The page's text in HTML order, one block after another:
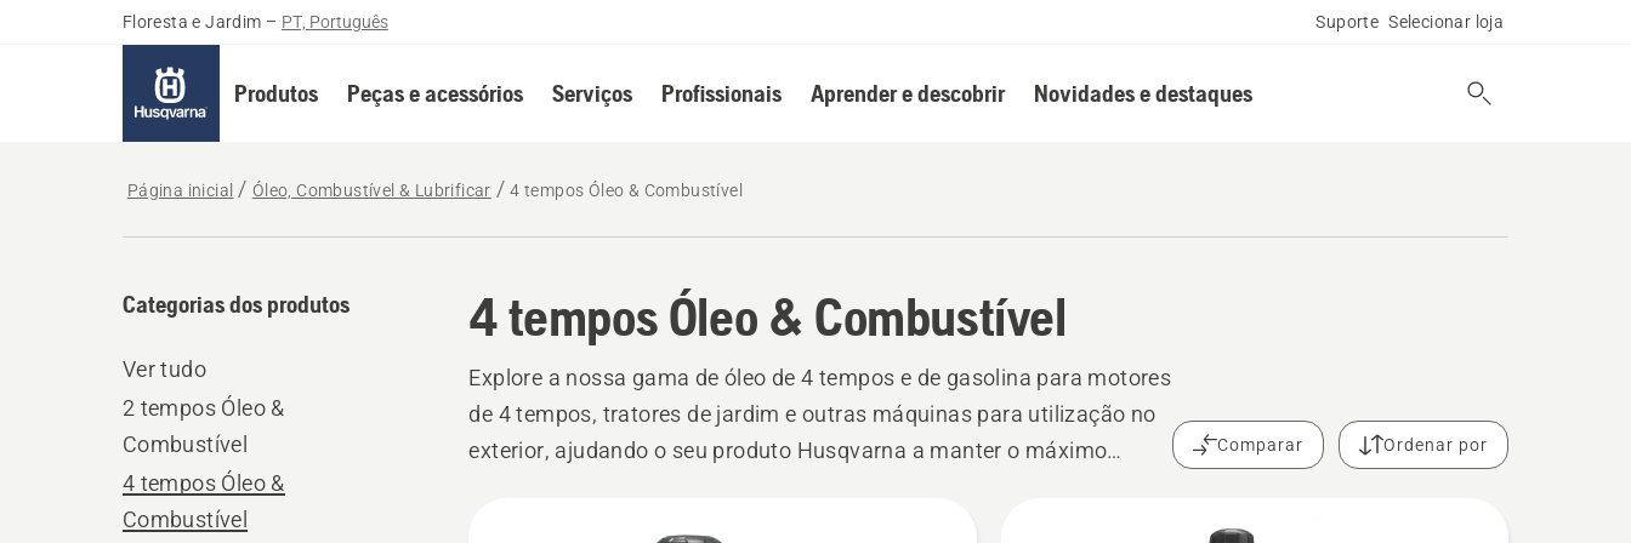
Floresta e Jardim – PT, Português Suporte Selecionar loja
Produtos Peças e acessórios Serviços Profissionais Aprender e descobrir Novidades e destaques
Página inicial Óleo, Combustível & Lubrificar 4 tempos Óleo & Combustível
4 tempos Óleo & Combustível
Categorias dos produtos
Ver tudo
2 tempos Óleo &
Combustível
4 tempos Óleo &
Combustível
Explore a nossa gama de óleo de 4 tempos e de gasolina para motores
de 4 tempos, tratores de jardim e outras máquinas para utilização no
exterior, ajudando o seu produto Husqvarna a manter o máximo
Comparar Ordenar por